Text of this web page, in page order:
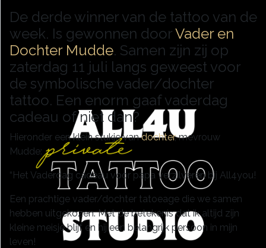
De derde winner van de tattoo van de
week. Is gewonnen doorVader en
Dochter Mudde. Samen zijn zij op
zaterdag 11 juli langs geweest voor
de symbolische vader/dochter
tattoo. Een enorm gaaf vaderdag
cadeau of niet dan?
Hieronder een klein stukje vandochter, mevrouw
Mudde:
“Het Vaderdag cadeau voor papa verzilveren bij All4you!
Een prachtige vader/dochter tatoeage die we samen
hebben uitgekozen. Met de betekenis dat ik altijd zijn
kleine meisje blijf en hij een belangrijk persoon in mijn
leven!